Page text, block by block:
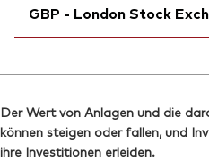
Reuters:
V3MA.S
SEDOL:BPNZV58
Bloomberg:V3MA LN
Reuters:V3MA.L
SEDOL:BKPHXL7
Börsenticker:V3MA
GBP - London Stock
ISIN:IE000KPJJWM6
Reuters:V3MB.L
Der Wert von Anlagen und die
können steigen oder fallen, und
ihre Investitionen erleiden.